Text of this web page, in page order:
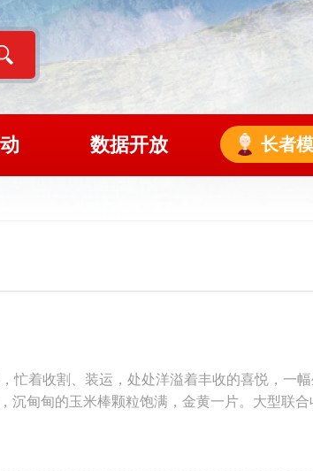
数据开放 长者
忙着收割、装运，处处洋溢着丰收的喜悦，一
沉甸甸的玉米棒颗粒饱满，金黄一片。大型联合